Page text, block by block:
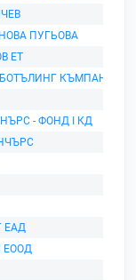
ПУГЬОВА
ЕТ
КЪМПАНИ
- ФОНД I КД
ЕАД
ЕООД